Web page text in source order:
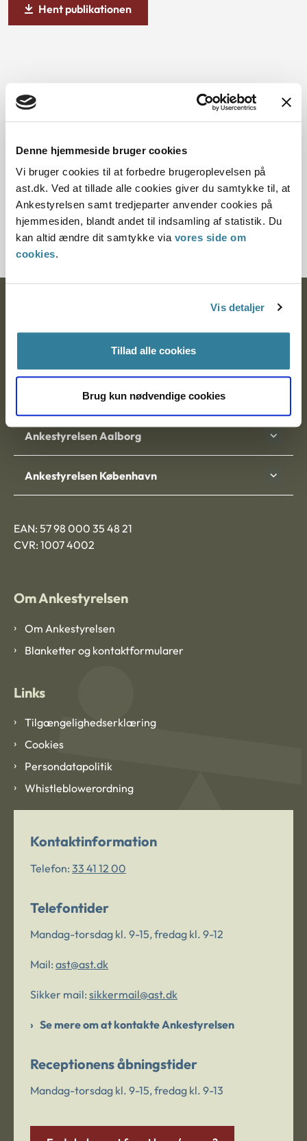
Denne hjemmeside bruger cookies
Vi bruger cookies til at forbedre brugeroplevelsen på
ast.dk. Ved at tillade alle cookies giver du samtykke til, at
Ankestyrelsen samt tredjeparter anvender cookies på
hjemmesiden, blandt andet til indsamling af statistik. Du
kan altid ændre dit samtykke via vores side om
cookies.
Vis detaljer
Tillad alle cookies
Brug kun nødvendige cookies
Hent publikationen
Bilag
Bilagsrapport
Resumé af en praksis-undersøgelse
Postadresse:
Nytorv 7, 2. sal
9000 Aalborg
Ankestyrelsen Aalborg
Ankestyrelsen København
EAN: 57 98 000 35 48 21
CVR: 1007 4002
Om Ankestyrelsen
Om Ankestyrelsen
Blanketter og kontaktformularer
Links
Tilgængelighedserklæring
Cookies
Persondatapolitik
Whistleblowerordning
Kontaktinformation
Telefon: 33 41 12 00
Telefontider
Mandag-torsdag kl. 9-15, fredag kl. 9-12
Mail: ast@ast.dk
Sikker mail: sikkermail@ast.dk
Se mere om at kontakte Ankestyrelsen
Receptionens åbningstider
Mandag-torsdag kl. 9-15, fredag kl. 9-13